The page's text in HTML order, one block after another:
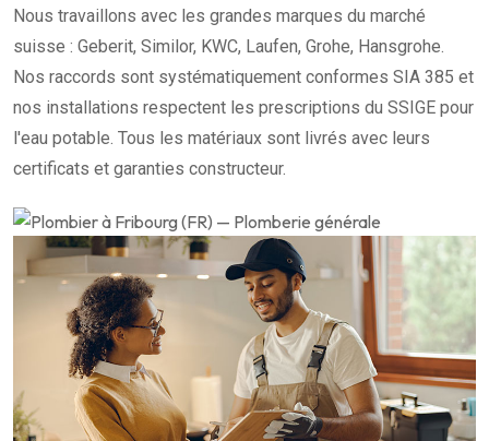
Nous travaillons avec les grandes marques du marché
suisse : Geberit, Similor, KWC, Laufen, Grohe, Hansgrohe.
Nos raccords sont systématiquement conformes SIA 385 et
nos installations respectent les prescriptions du SSIGE pour
l'eau potable. Tous les matériaux sont livrés avec leurs
certificats et garanties constructeur.